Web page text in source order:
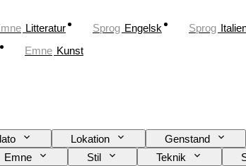
Litteratur Sprog Engelsk Sprog
Emne Kunst
Lokation Genstand
Emne Stil Teknik